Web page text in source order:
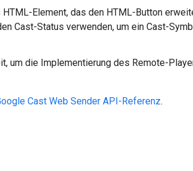
Element, das den HTML-Button
Cast-Status verwenden, um ein Cast-
um die Implementierung des Remote-
Cast Web Sender API-Referenz.